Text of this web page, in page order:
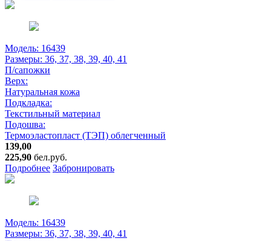
Модель: 16439
Размеры: 36, 37, 38, 39, 40, 41
П/сапожки
Верх:
Натуральная кожа
Подкладка:
Текстильный материал
Подошва:
Термоэластопласт (ТЭП) облегченный
139,00
225,90 бел.руб.
Подробнее Забронировать
Модель: 16439
Размеры: 36, 37, 38, 39, 40, 41